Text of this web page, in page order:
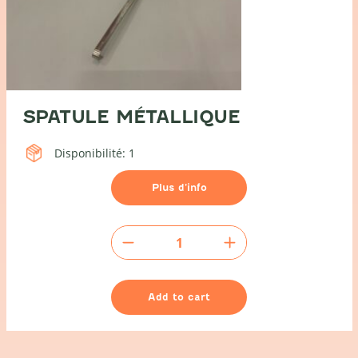
SPATULE MÉTALLIQUE
Disponibilité: 1
Plus d’info
métallique
Add to cart